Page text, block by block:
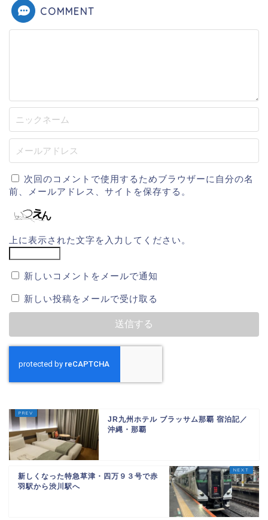
COMMENT
次回のコメントで使用するためブラウザーに自分の名
前、メールアドレス、サイトを保存する。
上に表示された文字を入力してください。
新しいコメントをメールで通知
新しい投稿をメールで受け取る
JR九州ホテル ブラッサム那覇 宿泊記／
沖縄・那覇
新しくなった特急草津・四万９３号で赤
羽駅から渋川駅へ